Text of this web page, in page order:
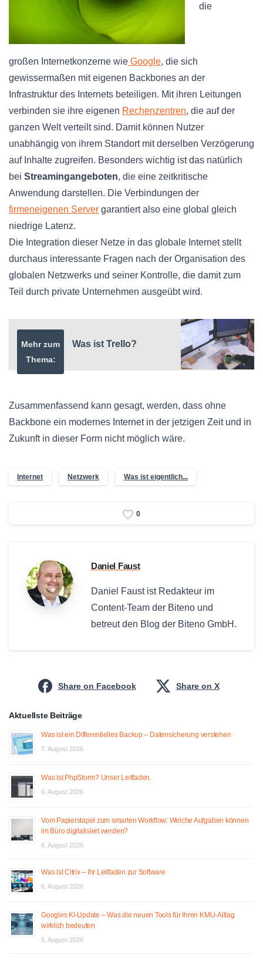
die
großen Internetkonzerne wie Google, die sich
gewissermaßen mit eigenen Backbones an der
Infrastruktur des Internets beteiligen. Mit ihren Leitungen
verbinden sie ihre eigenen Rechenzentren, die auf der
ganzen Welt verteilt sind. Damit können Nutzer
unabhängig von ihrem Standort mit derselben Verzögerung
auf Inhalte zugreifen. Besonders wichtig ist das natürlich
bei Streamingangeboten, die eine zeitkritische
Anwendung darstellen. Die Verbindungen der
firmeneigenen Server garantiert also eine global gleich
niedrige Latenz.
Die Integration dieser Netze in das globale Internet stellt
durchaus interessante Fragen nach der Organisation des
globalen Netzwerks und seiner Kontrolle, die damit zum
Teil durch private Unternehmen ausgeübt wird.
Mehr zum
Thema:
Was ist Trello?
Zusammenfassend kann gesagt, werden, dass ohne
Backbone ein modernes Internet in der jetzigen Zeit und in
Zukunft in dieser Form nicht möglich wäre.
Internet Netzwerk Was ist eigentlich...
0
Daniel Faust
Daniel Faust ist Redakteur im
Content-Team der Biteno und
betreut den Blog der Biteno GmbH.
Share on Facebook Share on X
Aktuellste Beiträge
Was ist ein Differentielles Backup – Datensicherung verstehen
7. August 2026
Was ist PhpStorm? Unser Leitfaden.
6. August 2026
Vom Papierstapel zum smarten Workflow: Welche Aufgaben können
im Büro digitalisiert werden?
6. August 2026
Was ist Citrix – Ihr Leitfaden zur Software
6. August 2026
Googles KI-Update – Was die neuen Tools für Ihren KMU-Alltag
wirklich bedeuten
5. August 2026